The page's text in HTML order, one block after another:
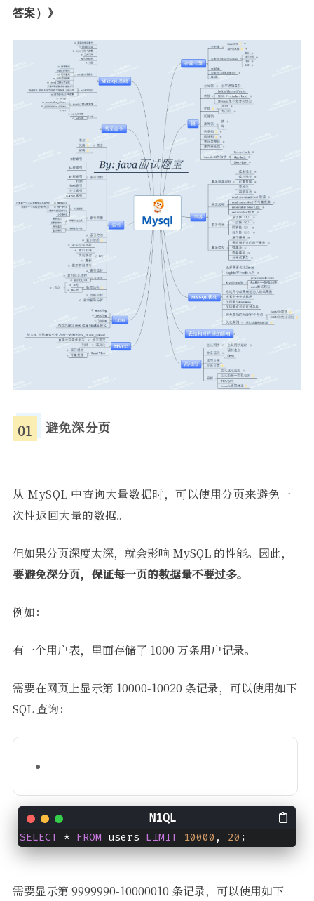
答案）》
01 避免深分页
从 MySQL 中查询大量数据时，可以使用分页来避免一
次性返回大量的数据。
但如果分页深度太深，就会影响 MySQL 的性能。因此，
要避免深分页，保证每一页的数据量不要过多。
例如：
有一个用户表，里面存储了 1000 万条用户记录。
需要在网页上显示第 10000-10020 条记录，可以使用如下
SQL 查询：
SELECT * FROM users LIMIT 10000 , 20 ;
需要显示第 9999990-10000010 条记录，可以使用如下